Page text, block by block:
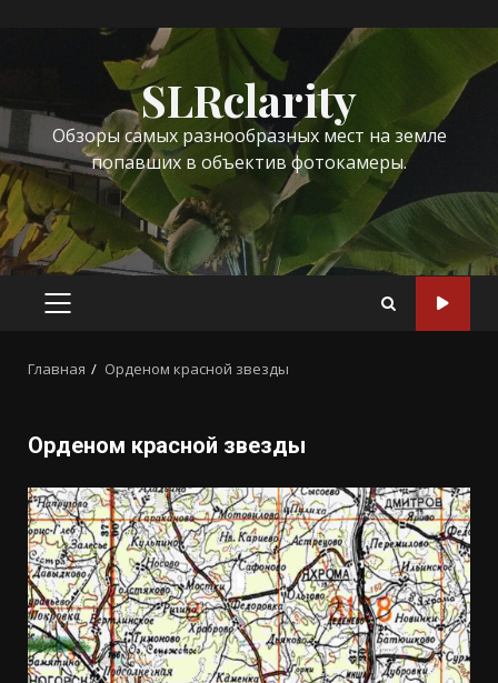
содержимому
SLRclarity
Обзоры самых разнообразных мест на земле
попавших в объектив фотокамеры.
ОСНОВНОЕ
Главная Орденом красной звезды
Орденом красной звезды